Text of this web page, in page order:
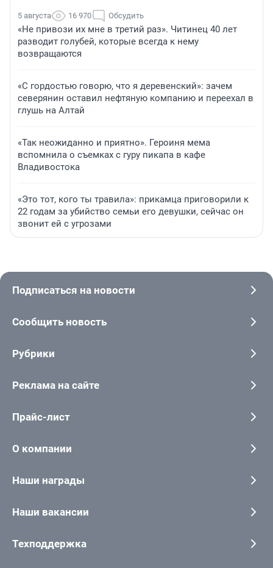
5 августа 16 970 Обсудить
«Не привози их мне в третий раз». Читинец 40 лет
разводит голубей, которые всегда к нему
возвращаются
«С гордостью говорю, что я деревенский»: зачем
северянин оставил нефтяную компанию и переехал в
глушь на Алтай
«Так неожиданно и приятно». Героиня мема
вспомнила о съемках с гуру пикапа в кафе
Владивостока
«Это тот, кого ты травила»: прикамца приговорили к
22 годам за убийство семьи его девушки, сейчас он
звонит ей с угрозами
Подписаться на новости
Сообщить новость
Рубрики
Реклама на сайте
Прайс-лист
О компании
Наши награды
Наши вакансии
Техподдержка